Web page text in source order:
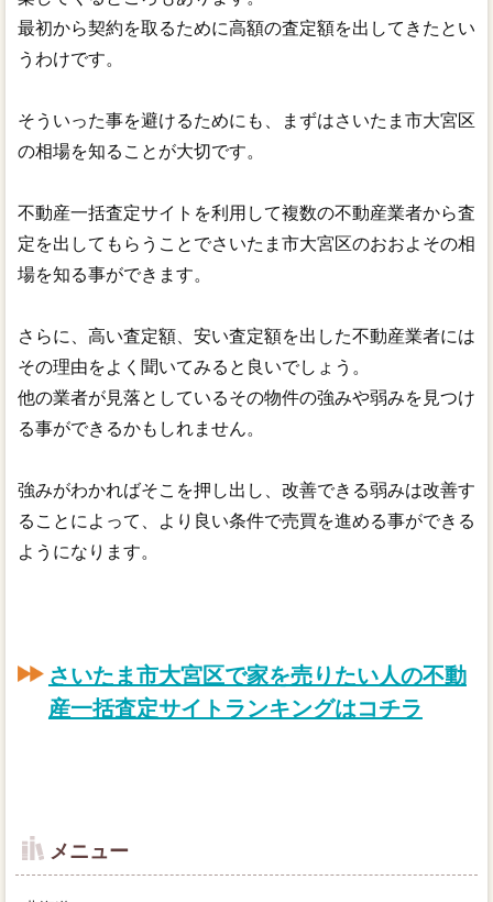
最初から契約を取るために高額の査定額を出してきたとい
うわけです。
そういった事を避けるためにも、まずはさいたま市大宮区
の相場を知ることが大切です。
不動産一括査定サイトを利用して複数の不動産業者から査
定を出してもらうことでさいたま市大宮区のおおよその相
場を知る事ができます。
さらに、高い査定額、安い査定額を出した不動産業者には
その理由をよく聞いてみると良いでしょう。
他の業者が見落としているその物件の強みや弱みを見つけ
る事ができるかもしれません。
強みがわかればそこを押し出し、改善できる弱みは改善す
ることによって、より良い条件で売買を進める事ができる
ようになります。
さいたま市大宮区で家を売りたい人の不動
産一括査定サイトランキングはコチラ
メニュー